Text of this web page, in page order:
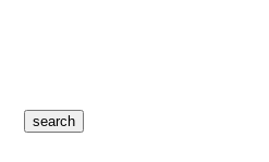
search